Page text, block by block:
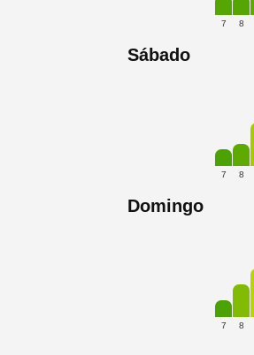
7 8
Sábado
7 8
Domingo
7 8